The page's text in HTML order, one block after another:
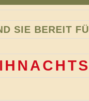
SIE BEREIT